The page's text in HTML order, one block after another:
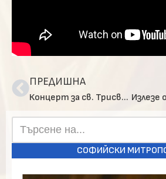
ПРЕДИШНА
Концерт за св. Трисветители в Софийската света митрополия
СОФИЙСКИ